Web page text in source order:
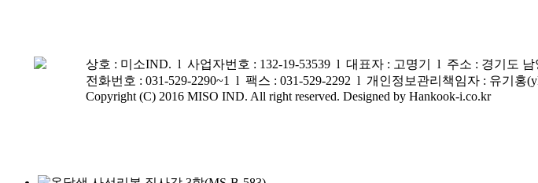
상호 : 미소IND. l 사업자번호 : 132-19-53539 l 대표자 : 고명기 l 주소 : 경기도 남
전화번호 : 031-529-2290~1 l 팩스 : 031-529-2292 l 개인정보관리책임자 : 유기홍
Copyright (C) 2016 MISO IND. All right reserved. Designed by Hankook-i.co.kr